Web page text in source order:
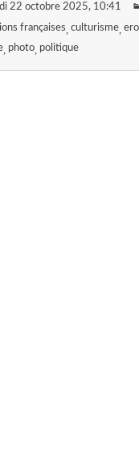
22 octobre 2025, 10:41
françaises culturisme
photo politique